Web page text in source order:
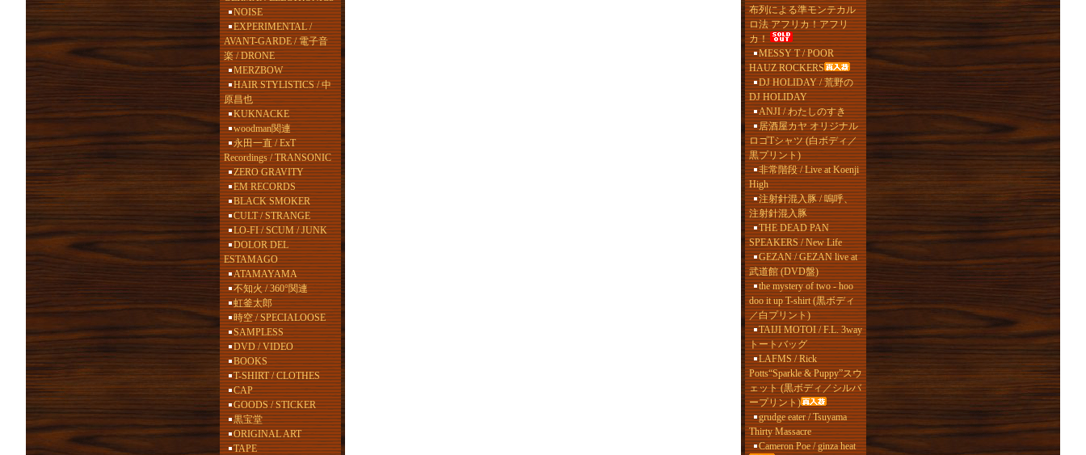
NOISE
EXPERIMENTAL /
AVANT-GARDE / 電子音
楽 / DRONE
MERZBOW
HAIR STYLISTICS / 中
原昌也
KUKNACKE
woodman関連
永田一直 / ExT
Recordings / TRANSONIC
ZERO GRAVITY
EM RECORDS
BLACK SMOKER
CULT / STRANGE
LO-FI / SCUM / JUNK
DOLOR DEL
ESTAMAGO
ATAMAYAMA
不知火 / 360°関連
虹釜太郎
時空 / SPECIALOOSE
SAMPLESS
DVD / VIDEO
BOOKS
T-SHIRT / CLOTHES
CAP
GOODS / STICKER
黒宝堂
ORIGINAL ART
TAPE
布列による準モンテカル
ロ法 アフリカ！アフリ
カ！
MESSY T / POOR
HAUZ ROCKERS
DJ HOLIDAY / 荒野の
DJ HOLIDAY
ANJI / わたしのすき
居酒屋カヤ オリジナル
ロゴTシャツ (白ボディ／
黒プリント)
非常階段 / Live at Koenji
High
注射針混入豚 / 嗚呼、
注射針混入豚
THE DEAD PAN
SPEAKERS / New Life
GEZAN / GEZAN live at
武道館 (DVD盤)
the mystery of two - hoo
doo it up T-shirt (黒ボディ
／白プリント)
TAIJI MOTOI / F.L. 3way
トートバッグ
LAFMS / Rick
Potts“Sparkle & Puppy”スウ
ェット (黒ボディ／シルバ
ープリント)
grudge eater / Tsuyama
Thirty Massacre
Cameron Poe / ginza heat